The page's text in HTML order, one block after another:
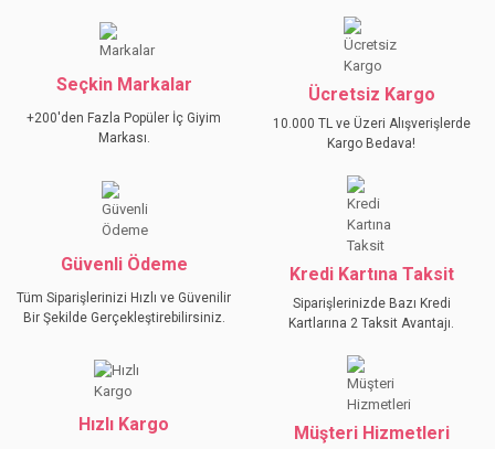
kullanarak tarafımıza iletebilirsiniz.
Görüş ve önerileriniz için teşekkür ederiz.
Ürün açıklamasında eksik bilgiler bulunuyor.
Ürün fiyatı diğer sitelerden daha pahalı.
Bu ürüne benzer farklı alternatifler olmalı.
Seçkin Markalar
+200'den Fazla Popüler İç Giyim
Markası.
Ücretsiz Kargo
10.000 TL ve Üzeri Alışverişlerde
Kargo Bedava!
Güvenli Ödeme
Tüm Siparişlerinizi Hızlı ve Güvenilir
Bir Şekilde Gerçekleştirebilirsiniz.
Kredi Kartına Taksit
Siparişlerinizde Bazı Kredi
Kartlarına 2 Taksit Avantajı.
Hızlı Kargo Müşteri Hizmetleri